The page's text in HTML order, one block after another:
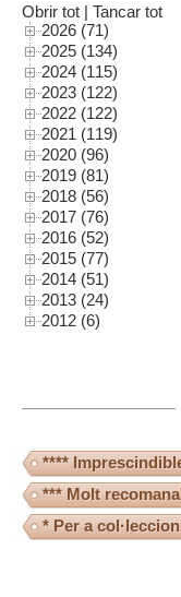
Obrir tot | Tancar tot
2026 (71)
2025 (134)
2024 (115)
2023 (122)
2022 (122)
2021 (119)
2020 (96)
2019 (81)
2018 (56)
2017 (76)
2016 (52)
2015 (77)
2014 (51)
2013 (24)
2012 (6)
****
*** Molt
* Per a